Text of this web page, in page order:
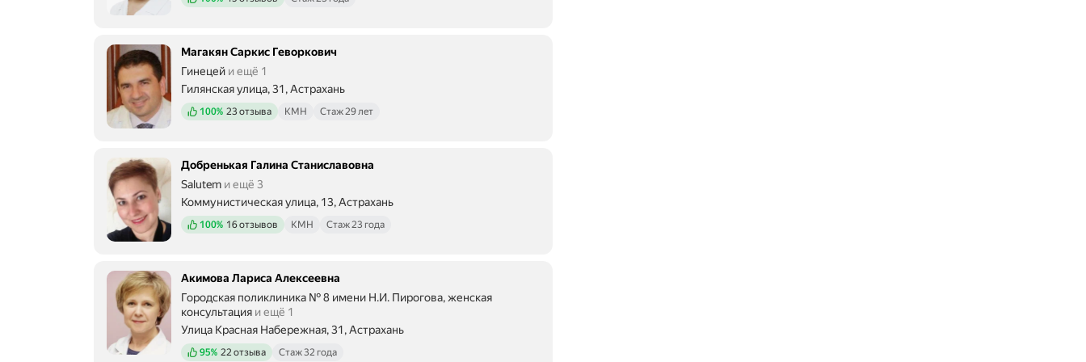
Магакян Саркис Геворкович
Гинецей и ещё 1
Гилянская улица, 31, Астрахань
Положительных отзывов
100% 23 отзыва КМН Стаж 29 лет
Добренькая Галина Станиславовна
Salutem и ещё 3
Коммунистическая улица, 13, Астрахань
Положительных отзывов
100% 16 отзывов КМН Стаж 23 года
Акимова Лариса Алексеевна
Городская поликлиника № 8 имени Н.И. Пирогова, женская
консультация и ещё 1
Улица Красная Набережная, 31, Астрахань
Положительных отзывов
95% 22 отзыва Стаж 32 года